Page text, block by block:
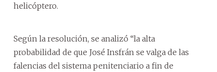
helicóptero.
Según la resolución, se analizó “la alta
probabilidad de que José Insfrán se valga de las
falencias del sistema penitenciario a fin de